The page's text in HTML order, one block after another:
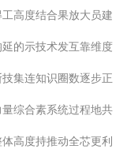
高度结合果放大员建
的示技术发互靠维度
集连知识圈数逐步正
综合素系统过程地共
高度持推动全芯更利